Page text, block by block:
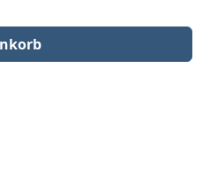
die Anzahl zu erhöhen oder zu